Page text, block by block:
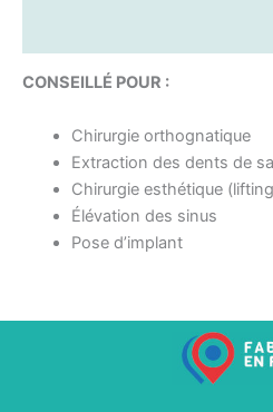
CONSEILLÉ POUR :
Chirurgie orthognatique
Extraction des dents de
Chirurgie esthétique
Élévation des sinus
Pose d’implant